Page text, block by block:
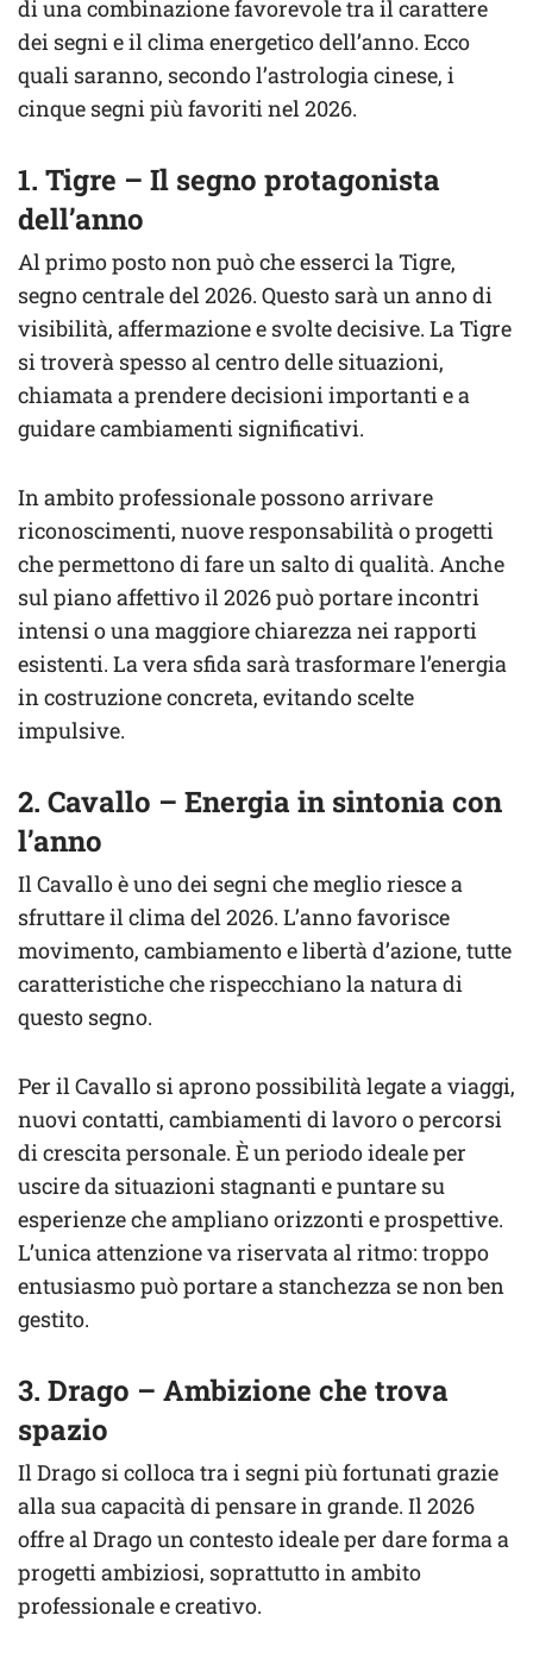
di una combinazione favorevole tra il carattere
dei segni e il clima energetico dell’anno. Ecco
quali saranno, secondo l’astrologia cinese, i
cinque segni più favoriti nel 2026.
1. Tigre – Il segno protagonista
dell’anno
Al primo posto non può che esserci la Tigre,
segno centrale del 2026. Questo sarà un anno di
visibilità, affermazione e svolte decisive. La Tigre
si troverà spesso al centro delle situazioni,
chiamata a prendere decisioni importanti e a
guidare cambiamenti significativi.
In ambito professionale possono arrivare
riconoscimenti, nuove responsabilità o progetti
che permettono di fare un salto di qualità. Anche
sul piano affettivo il 2026 può portare incontri
intensi o una maggiore chiarezza nei rapporti
esistenti. La vera sfida sarà trasformare l’energia
in costruzione concreta, evitando scelte
impulsive.
2. Cavallo – Energia in sintonia con
l’anno
Il Cavallo è uno dei segni che meglio riesce a
sfruttare il clima del 2026. L’anno favorisce
movimento, cambiamento e libertà d’azione, tutte
caratteristiche che rispecchiano la natura di
questo segno.
Per il Cavallo si aprono possibilità legate a viaggi,
nuovi contatti, cambiamenti di lavoro o percorsi
di crescita personale. È un periodo ideale per
uscire da situazioni stagnanti e puntare su
esperienze che ampliano orizzonti e prospettive.
L’unica attenzione va riservata al ritmo: troppo
entusiasmo può portare a stanchezza se non ben
gestito.
3. Drago – Ambizione che trova
spazio
Il Drago si colloca tra i segni più fortunati grazie
alla sua capacità di pensare in grande. Il 2026
offre al Drago un contesto ideale per dare forma a
progetti ambiziosi, soprattutto in ambito
professionale e creativo.